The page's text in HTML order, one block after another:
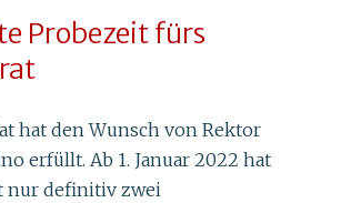
Probezeit fürs
hat den Wunsch von Rektor
erfüllt. Ab 1. Januar 2022 hat
nur definitiv zwei